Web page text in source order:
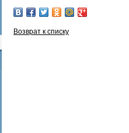
Возврат к списку